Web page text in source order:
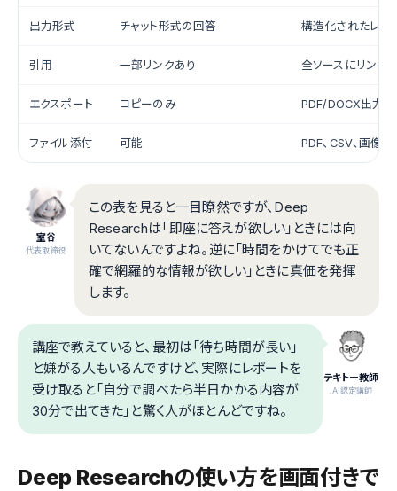
出力形式 チャット形式の回答 構造化されたレポ
引用 一部リンクあり 全ソースにリンク
エクスポート コピーのみ PDF/DOCX出力
ファイル添付 可能 PDF、CSV、画像
室谷
代表取締役
この表を見ると一目瞭然ですが、Deep
Researchは「即座に答えが欲しい」ときには向
いてないんですよね。逆に「時間をかけてでも正
確で網羅的な情報が欲しい」ときに真価を発揮
します。
テキトー教師
.AI認定講師
講座で教えていると、最初は「待ち時間が長い」
と嫌がる人もいるんですけど、実際にレポートを
受け取ると「自分で調べたら半日かかる内容が
30分で出てきた」と驚く人がほとんどですね。
Deep Researchの使い方を画面付きで